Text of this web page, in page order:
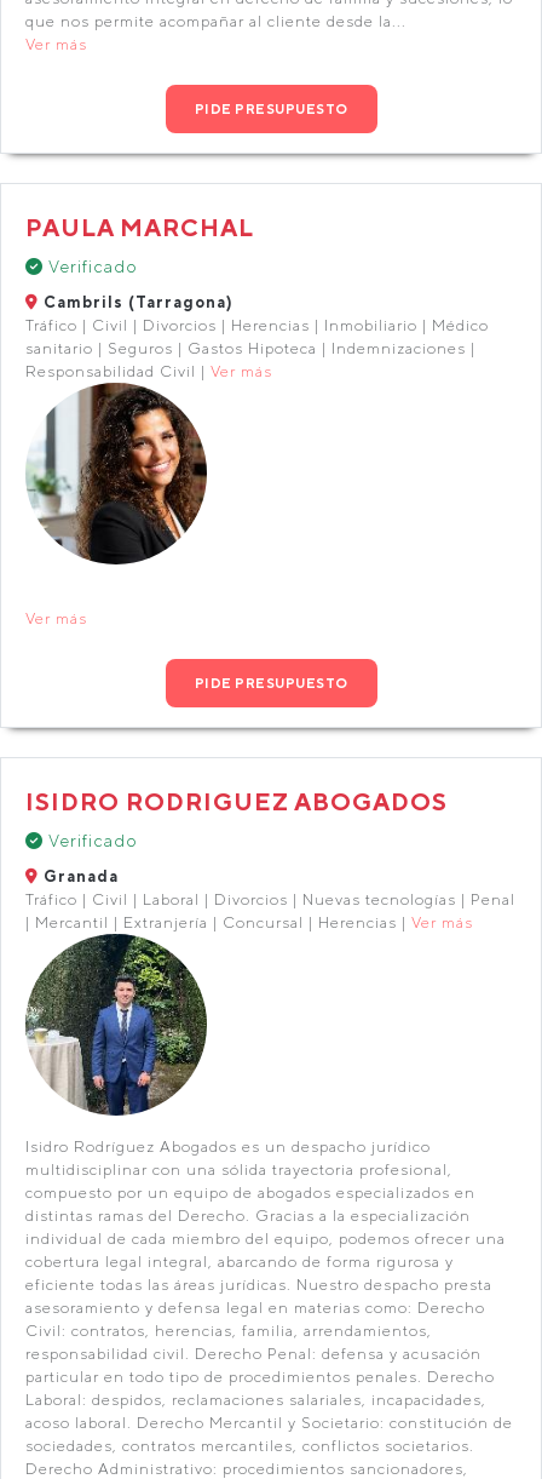
que nos permite acompañar al cliente desde la...
Ver más
PIDE PRESUPUESTO
PAULA MARCHAL
Verificado
Cambrils (Tarragona)
Tráfico | Civil | Divorcios | Herencias | Inmobiliario | Médico
sanitario | Seguros | Gastos Hipoteca | Indemnizaciones |
Responsabilidad Civil | Ver más
Ver más
PIDE PRESUPUESTO
ISIDRO RODRIGUEZ ABOGADOS
Verificado
Granada
Tráfico | Civil | Laboral | Divorcios | Nuevas tecnologías | Penal
| Mercantil | Extranjería | Concursal | Herencias | Ver más
Isidro Rodríguez Abogados es un despacho jurídico
multidisciplinar con una sólida trayectoria profesional,
compuesto por un equipo de abogados especializados en
distintas ramas del Derecho. Gracias a la especialización
individual de cada miembro del equipo, podemos ofrecer una
cobertura legal integral, abarcando de forma rigurosa y
eficiente todas las áreas jurídicas. Nuestro despacho presta
asesoramiento y defensa legal en materias como: Derecho
Civil: contratos, herencias, familia, arrendamientos,
responsabilidad civil. Derecho Penal: defensa y acusación
particular en todo tipo de procedimientos penales. Derecho
Laboral: despidos, reclamaciones salariales, incapacidades,
acoso laboral. Derecho Mercantil y Societario: constitución de
sociedades, contratos mercantiles, conflictos societarios.
Derecho Administrativo: procedimientos sancionadores,